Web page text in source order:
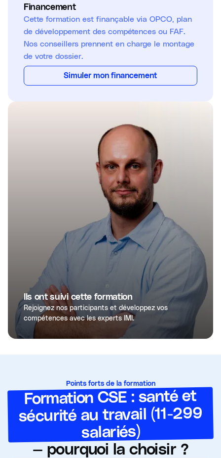
Financement
Cette formation est finançable via OPCO, plan
de développement des compétences ou FAF.
Nos conseillers prennent en charge le montage
de votre dossier.
Simuler mon financement
Ils ont suivi cette formation
Rejoignez nos participants et développez vos
compétences avec les experts IMI.
Points forts de la formation
Formation CSE : santé et
sécurité au travail (11-299
salariés)
— pourquoi la choisir ?